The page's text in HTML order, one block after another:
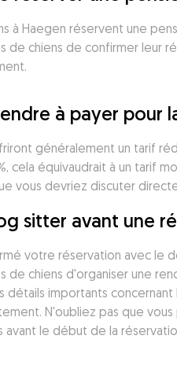
à Haegen réservent une
de chiens de confirmer leur
à payer pour
généralement un tarif
cela équivaudrait à un tarif
vous devriez discuter
sitter avant une
votre réservation avec
de chiens d'organiser une
importants
N'oubliez pas que
avant le début de la